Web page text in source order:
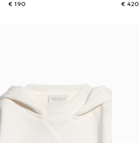
€ 190
€ 420